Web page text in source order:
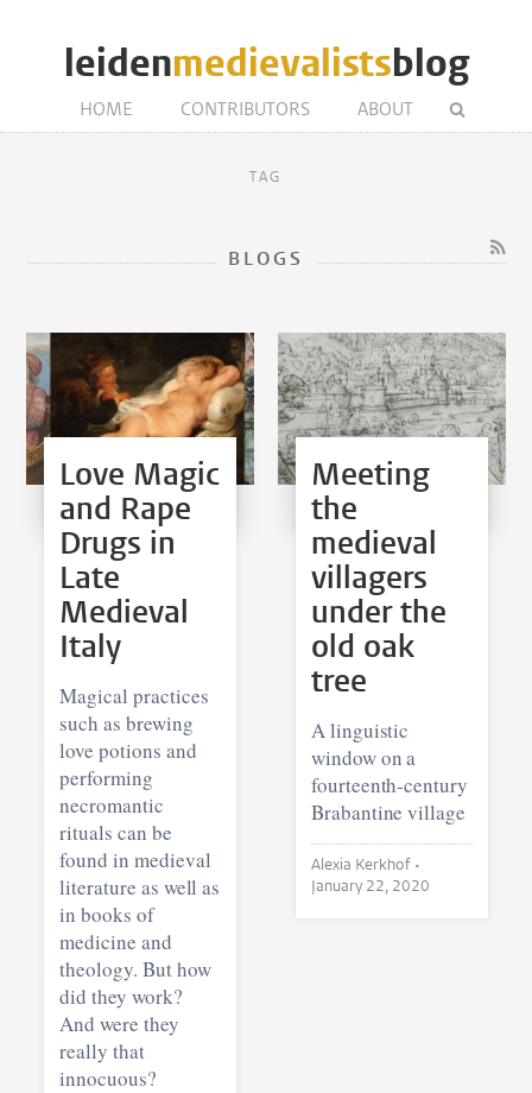
leidenmedievalistsblog
HOME CONTRIBUTORS ABOUT
TAG
BLOGS
Love Magic
and Rape
Drugs in
Late
Medieval
Italy
Magical practices
such as brewing
love potions and
performing
necromantic
rituals can be
found in medieval
literature as well as
in books of
medicine and
theology. But how
did they work?
And were they
really that
innocuous?
Meeting
the
medieval
villagers
under the
old oak
tree
A linguistic
window on a
fourteenth-century
Brabantine village
Alexia Kerkhof •
January 22, 2020